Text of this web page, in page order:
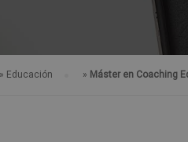
» Educación » Máster en Coaching